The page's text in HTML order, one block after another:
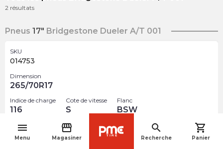
menu
Menu
storefront
Magasiner
search
Recherche
shopping_cart
Panier
2 résultats
Pneus 17" Bridgestone Dueler A/T 001
SKU
014753
Dimension
265/70R17
Indice de charge
116
Cote de vitesse
S
Flanc
BSW
$411.65 arrow_forward
navigate_before